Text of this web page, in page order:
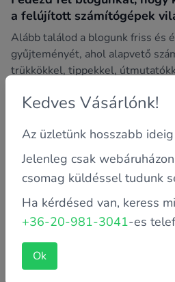
a felújított számítógépek
Alább találod a blogunk friss és
gyűjteményét, ahol alapvető
trükkökkel, tippekkel,
Monitor és pc
Kedves Vásárlónk!
Az üzletünk hosszabb
Jelenleg csak
csomag küldéssel tudunk
Ha kérdésed van, keress
+36-20-981-3041-es
Ok